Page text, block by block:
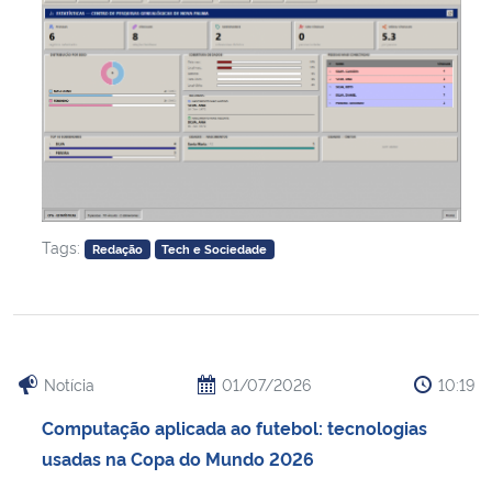
Banco Central do Brasil
Planalto
Tags: Redação Tech e Sociedade
Notícia 01/07/2026 10:19
Computação aplicada ao futebol: tecnologias
usadas na Copa do Mundo 2026